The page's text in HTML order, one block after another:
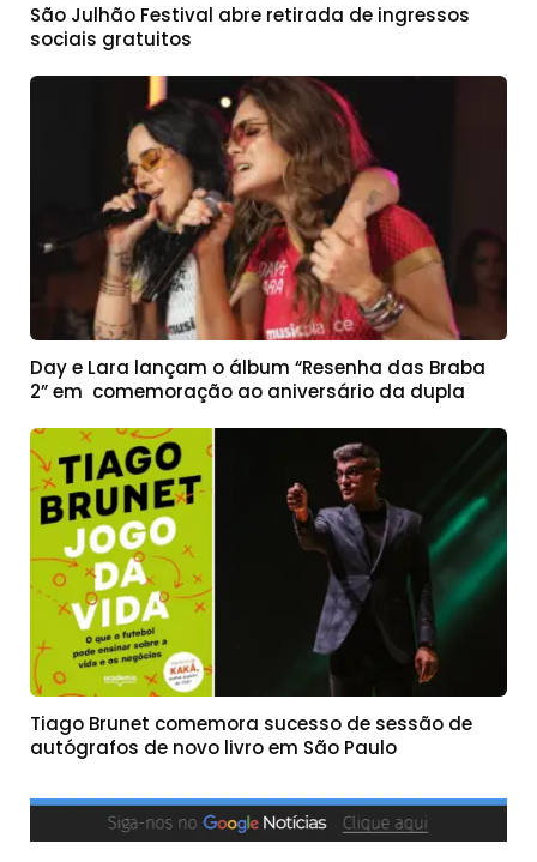
São Julhão Festival abre retirada de ingressos
sociais gratuitos
Day e Lara lançam o álbum “Resenha das Braba
2” em comemoração ao aniversário da dupla
Tiago Brunet comemora sucesso de sessão de
autógrafos de novo livro em São Paulo